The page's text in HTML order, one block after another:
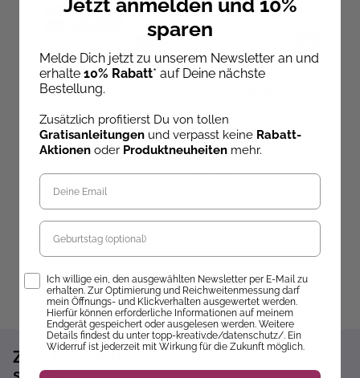
Veronika Hug
Geschenkset
Bobbel stricken (Knit-
Along 2026)
Ab dem 24.09.26
versandbereit
39,95 €
Thomas Goletz,
Freunden - Das kleine
Aquarell-Set
Ab dem 12.11.26
versandbereit
12,99 €
Zum Newsletter anmelden und 10%
Jetzt anmelden und 10%
sparen
Melde Dich jetzt zu unserem Newsletter an und
erhalte 10% Rabatt* auf Deine nächste
Bestellung.
Zusätzlich profitierst Du von tollen
Gratisanleitungen und verpasst keine Rabatt-
Aktionen oder Produktneuheiten mehr.
Geburtstag
Opt-InIch willige ein, den ausgewählten Newsletter per E-Mail zu
erhalten. Zur Optimierung und Reichweitenmessung darf
mein Öffnungs- und Klickverhalten ausgewertet werden.
Hierfür können erforderliche Informationen auf meinem
Endgerät gespeichert oder ausgelesen werden. Weitere
Details findest du unter topp-kreativ.de/datenschutz/. Ein
Widerruf ist jederzeit mit Wirkung für die Zukunft möglich.